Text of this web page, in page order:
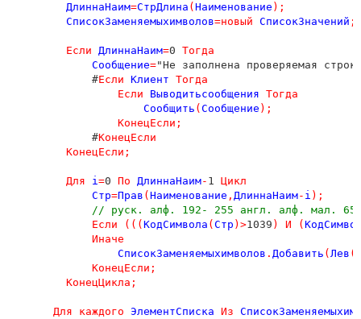
ДлиннаНаим=СтрДлина ( Наименование );
СписокЗаменяемыхимволов=новый СписокЗначений ;
Если ДлиннаНаим=0 Тогда
Сообщение="Не заполнена проверяемая
             #
Если Клиент Тогда
Если
Выводитьсообщения Тогда
Сообщить ( Сообщение );
КонецЕсли ;
             #
КонецЕсли
КонецЕсли ;
Для i=0 По ДлиннаНаим- 1 Цикл
Стр=Прав ( Наименование , ДлиннаНаим- i );
// руск. алф. 192- 255 англ. алф. мал.
Если
((( КодСимвола ( Стр ) >1039 ) И (
Иначе
СписокЗаменяемыхимволов . Добавить ( Лев (
КонецЕсли ;
КонецЦикла ;
Для каждого ЭлементСписка Из